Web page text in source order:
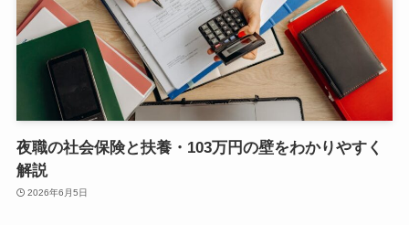
夜職の社会保険と扶養・103万円の壁をわかりやすく
解説
2026年6月5日